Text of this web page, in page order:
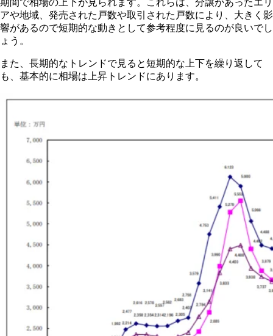
期間で相場の上下が見られます。これらは、分譲があったエリ
アや地域、発売された戸数や取引された戸数により、大きく影
響があるので短期的な動きとして参考程度に見るのが良いでし
ょう。
また、長期的なトレンドで見ると短期的な上下を繰り返して
も、基本的に相場は上昇トレンドにあります。